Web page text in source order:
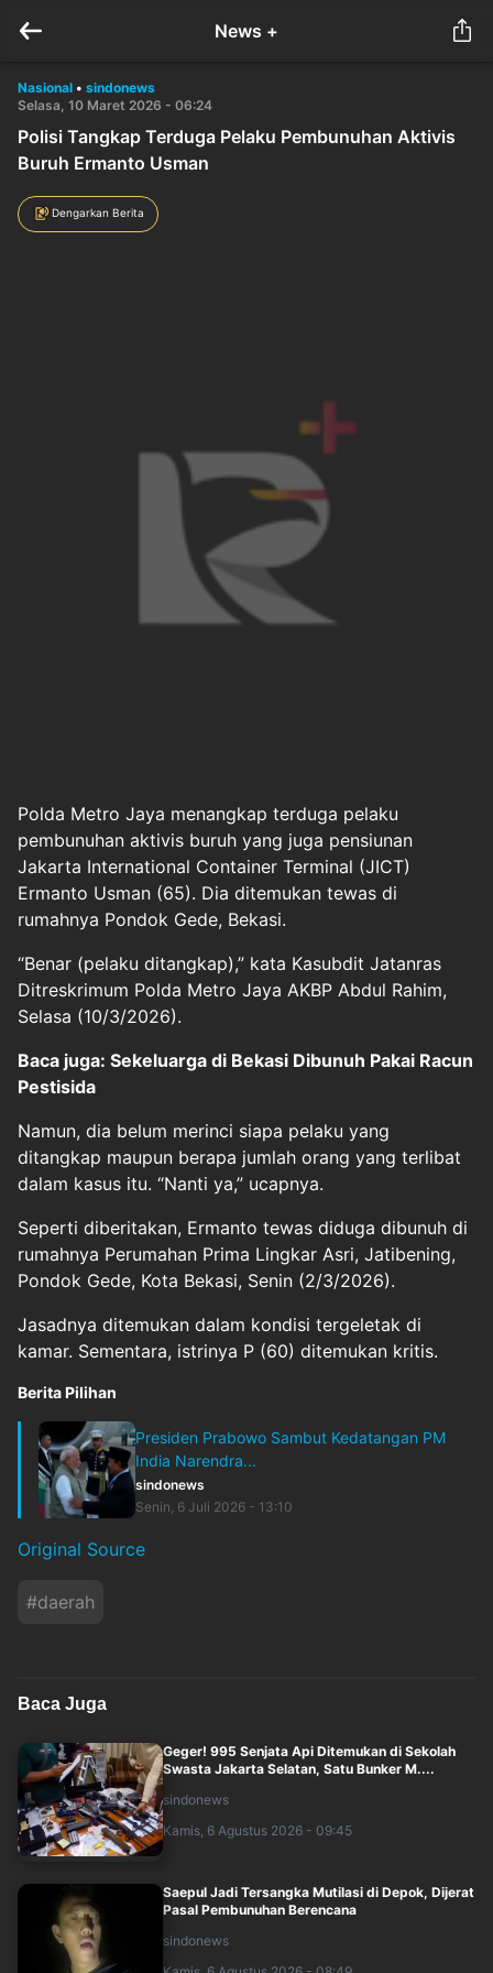
News +
Nasional • sindonews
Selasa, 10 Maret 2026 - 06:24
Polisi Tangkap Terduga Pelaku Pembunuhan Aktivis
Buruh Ermanto Usman
Dengarkan Berita
Polda Metro Jaya menangkap terduga pelaku
pembunuhan aktivis buruh yang juga pensiunan
Jakarta International Container Terminal (JICT)
Ermanto Usman (65). Dia ditemukan tewas di
rumahnya Pondok Gede, Bekasi.
“Benar (pelaku ditangkap),” kata Kasubdit Jatanras
Ditreskrimum Polda Metro Jaya AKBP Abdul Rahim,
Selasa (10/3/2026).
Baca juga: Sekeluarga di Bekasi Dibunuh Pakai Racun
Pestisida
Namun, dia belum merinci siapa pelaku yang
ditangkap maupun berapa jumlah orang yang terlibat
dalam kasus itu. “Nanti ya,” ucapnya.
Seperti diberitakan, Ermanto tewas diduga dibunuh di
rumahnya Perumahan Prima Lingkar Asri, Jatibening,
Pondok Gede, Kota Bekasi, Senin (2/3/2026).
Jasadnya ditemukan dalam kondisi tergeletak di
kamar. Sementara, istrinya P (60) ditemukan kritis.
Berita Pilihan
Presiden Prabowo Sambut Kedatangan PM
India Narendra...
sindonews
Senin, 6 Juli 2026 - 13:10
Original Source
#daerah
Baca Juga
Geger! 995 Senjata Api Ditemukan di Sekolah
Swasta Jakarta Selatan, Satu Bunker M....
sindonews
Kamis, 6 Agustus 2026 - 09:45
Saepul Jadi Tersangka Mutilasi di Depok, Dijerat
Pasal Pembunuhan Berencana
sindonews